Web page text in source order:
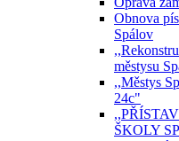
Obnova
Spálov
městysu
,,Městys
24c"
ŠKOLY